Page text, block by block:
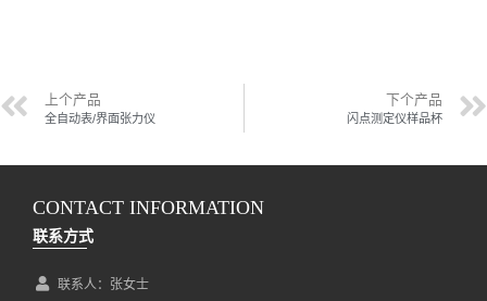
上个产品
全自动表/界面张力仪
下个产品
闪点测定仪样品杯
CONTACT INFORMATION
联系方式
联系人：张女士